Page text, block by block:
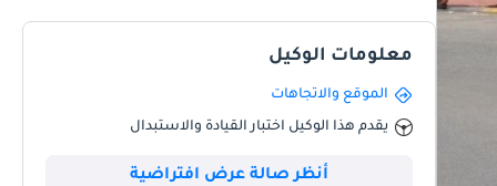
معلومات الوكيل
الموقع والاتجاهات
يقدم هذا الوكيل اختبار القيادة والاستبدال
أنظر صالة عرض افتراضية